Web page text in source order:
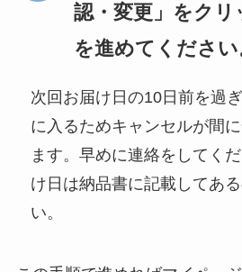
認・変更」をクリ
を進めてください
次回お届け日の10日前を過
に入るためキャンセルが間
ます。早めに連絡をしてく
け日は納品書に記載してあ
い。